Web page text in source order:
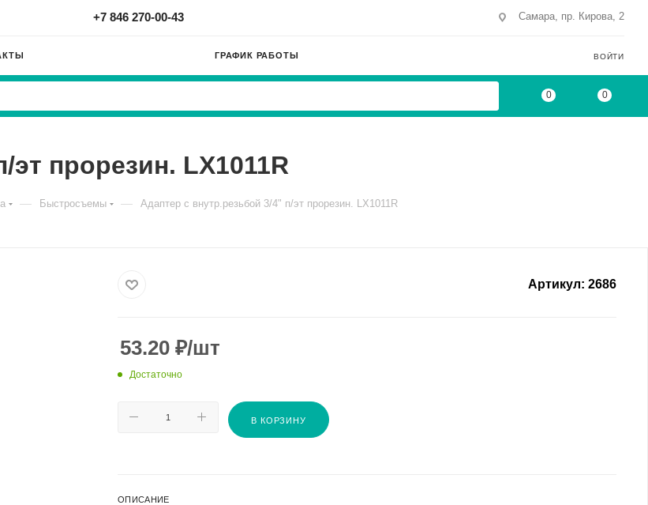
+7 846 270-00-43 Самара, пр. Кирова, 2
ГРАФИК РАБОТЫ ВОЙТИ
0 0
прорезин. LX1011R
— Быстросъемы — Адаптер с внутр.резьбой 3/4" п/эт прорезин. LX1011R
Артикул: 2686
53.20 ₽/шт
Достаточно
В КОРЗИНУ
ОПИСАНИЕ